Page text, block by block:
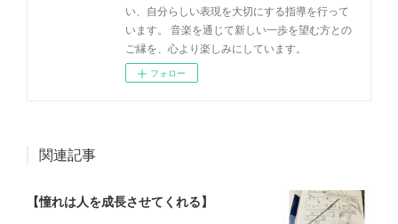
い、自分らしい表現を大切にする指導を行って
います。 音楽を通じて新しい一歩を望む方との
ご縁を、心より楽しみにしています。
フォロー
関連記事
【憧れは人を成長させてくれる】